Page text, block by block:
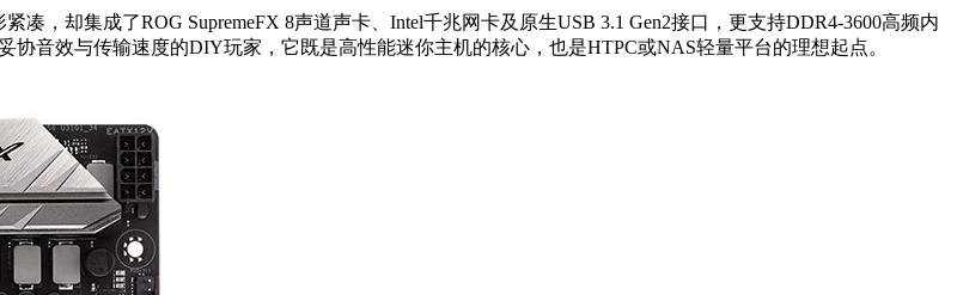
凑，却集成了ROG SupremeFX 8声道声卡、Intel千兆网卡及原生USB 3.1 Gen2接口，更支持DDR4-3600高频内
音效与传输速度的DIY玩家，它既是高性能迷你主机的核心，也是HTPC或NAS轻量平台的理想起点。